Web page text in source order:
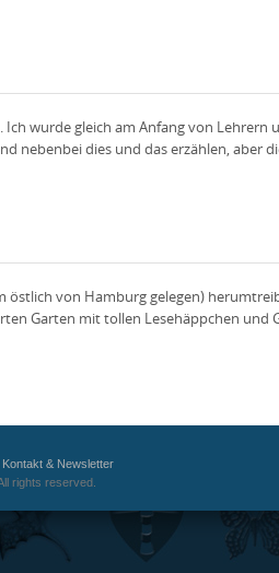
wurde gleich am Anfang von
nebenbei dies und das erzählen, aber
von Hamburg gelegen)
Garten mit tollen Lesehäppchen
Kontakt & Newsletter
rights reserved.